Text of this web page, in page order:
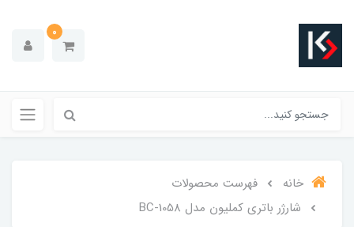
0
خانه
فهرست محصولات
شارژر باتری کملیون مدل BC-1058